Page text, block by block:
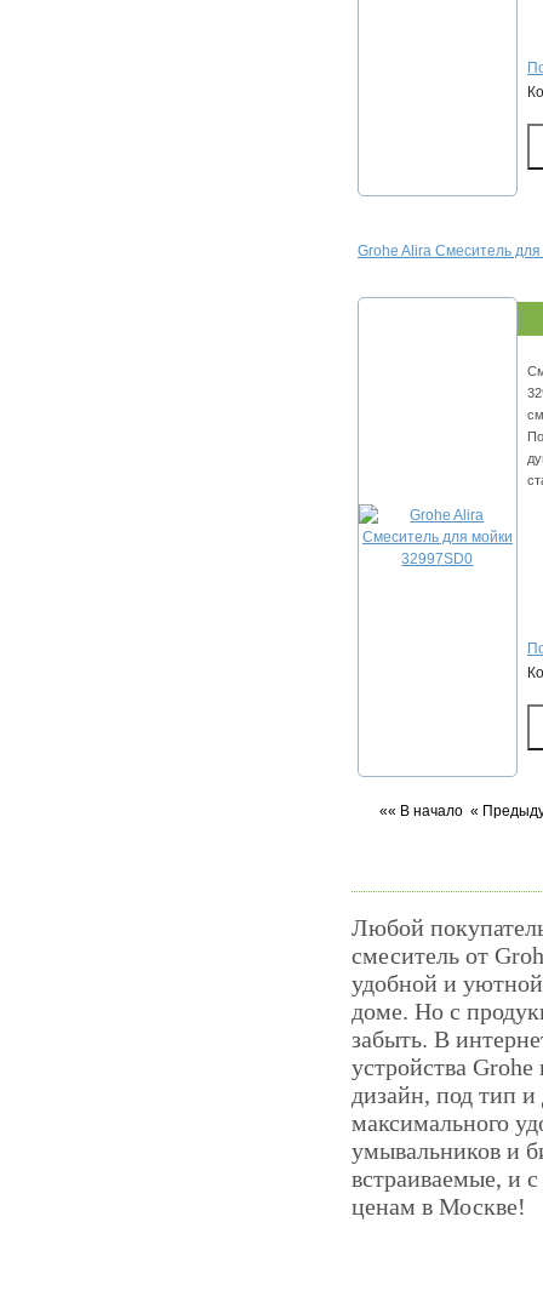
Grohe Alira Смеситель
«« В начало «
Любой
смеситель от
удобной и
доме. Но с
забыть. В
устройства
дизайн, под тип и
максимального
умывальников и
встраиваемые, и
ценам в Москве!